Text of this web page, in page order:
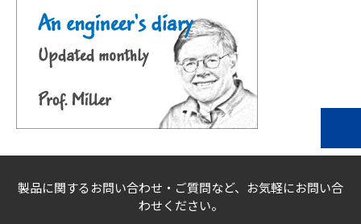
製品に関するお問い合わせ・ご質問など、お気軽にお問い合
わせください。